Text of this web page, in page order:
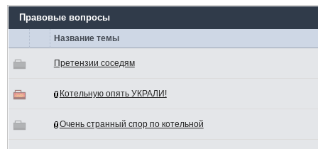
Правовые вопросы
Название темы
Претензии соседям
Котельную опять УКРАЛИ!
Очень странный спор по котельной